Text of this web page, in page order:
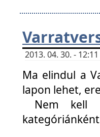
2013. 04. 30. -
Ma elindul a
lapon lehet,
Nem kell